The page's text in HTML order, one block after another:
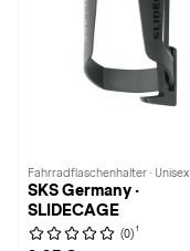
Fahrradflaschenhalter · Unisex
SKS Germany ·
SLIDECAGE
(0) 1